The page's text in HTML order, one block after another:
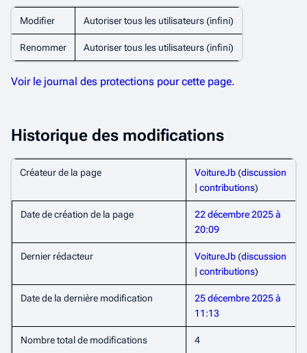
Modifier Autoriser tous les utilisateurs (infini)
Renommer Autoriser tous les utilisateurs (infini)
Voir le journal des protections pour cette page.
Historique des modifications
Créateur de la page VoitureJb(discussion
| contributions)
Date de création de la page
22 décembre 2025 à
20:09
Dernier rédacteur VoitureJb(discussion
| contributions)
Date de la dernière modification
25 décembre 2025 à
11:13
Nombre total de modifications 4